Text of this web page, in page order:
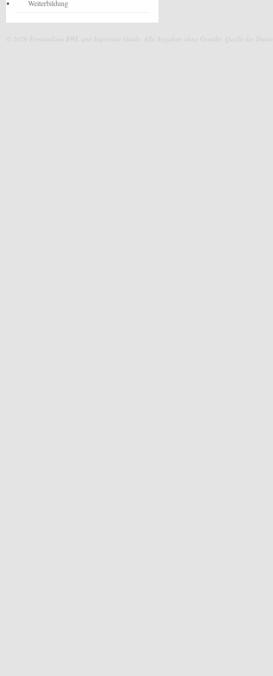
Weiterbildung
© 2026 Fernstudium BWL und Ingenieur Guide. Alle Angaben ohne Gewähr. Quelle der